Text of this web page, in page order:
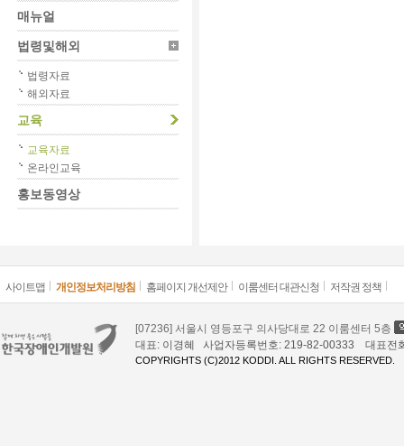
매뉴얼
법령및해외
법령자료
해외자료
교육
교육자료
온라인교육
홍보동영상
사이트맵 개인정보처리방침 홈페이지 개선제안 이룸센터 대관신청 저작권 정책
[07236] 서울시 영등포구 의사당대로 22 이룸센터 5층
대표: 이경혜 사업자등록번호: 219-82-00333 대표
COPYRIGHTS (C)2012 KODDI. ALL RIGHTS RESERVED.